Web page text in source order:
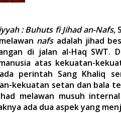
: Buhuts fi Jihad an-Nafs,
nafsadalah jihad
di jalan al-Haq SWT.
atas kekuatan-
perintah Sang Khaliq
kekuatan setan dan bala
melawan musuh
ada dua aspek yang